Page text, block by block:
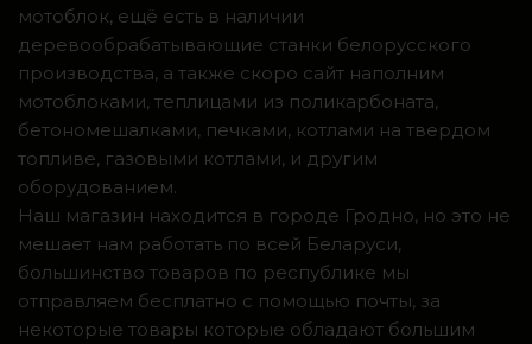
мотоблок, ещё есть в наличии
деревообрабатывающие станки белорусского
производства, а также скоро сайт наполним
мотоблоками, теплицами из поликарбоната,
бетономешалками, печками, котлами на твердом
топливе, газовыми котлами, и другим
оборудованием.
Наш магазин находится в городе Гродно, но это не
мешает нам работать по всей Беларуси,
большинство товаров по республике мы
отправляем бесплатно с помощью почты, за
некоторые товары которые обладают большим